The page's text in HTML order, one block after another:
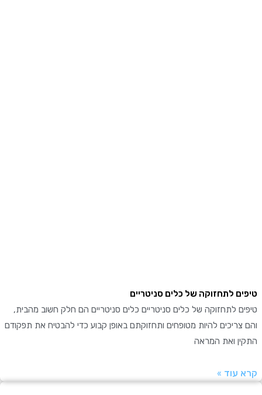
לתחזוקה של כלים סניטריים
לתחזוקה של כלים סניטריים כלים סניטריים הם חלק חשוב מהבית,
להיות מטופחים ותחזוקתם באופן קבוע כדי להבטיח את תפקודם
ואת המראה
»